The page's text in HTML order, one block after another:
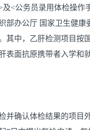
<公务员录用体检操
部办公厅 国家卫生健
其中，乙肝检测项目按
表面抗原携带者入学和
并确认体检结果的项